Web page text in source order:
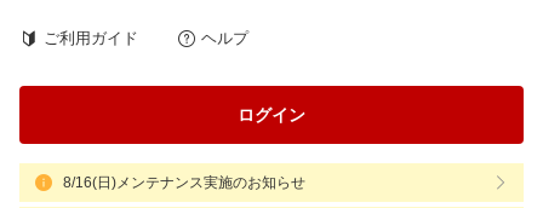
ご利用ガイド ヘルプ
ログイン
8/16(日)メンテナンス実施のお知らせ